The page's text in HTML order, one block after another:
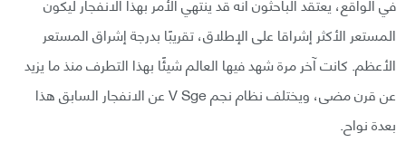
المستعر الأكثر إشراقا على الإطلاق، تقريبًا بدرجة إشراق المستعر
الأعظم. كانت آخر مرة شهد فيها العالم شيئًا بهذا التطرف منذ ما يزيد
عن قرن مضى، ويختلف نظام نجم V Sge عن الانفجار السابق هذا
بعدة نواح.